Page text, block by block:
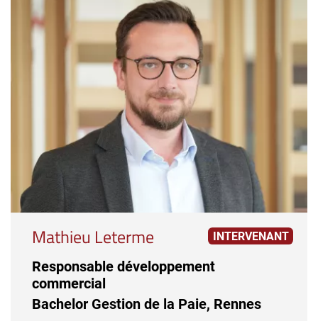
Mathieu Leterme INTERVENANT
Responsable développement
commercial
Bachelor Gestion de la Paie, Rennes